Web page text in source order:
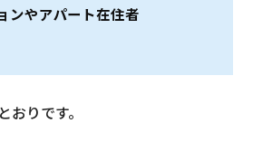
ンやアパート在住者
りです。